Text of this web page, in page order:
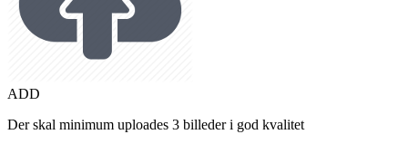
ADD
Der skal minimum uploades 3 billeder i god kvalitet